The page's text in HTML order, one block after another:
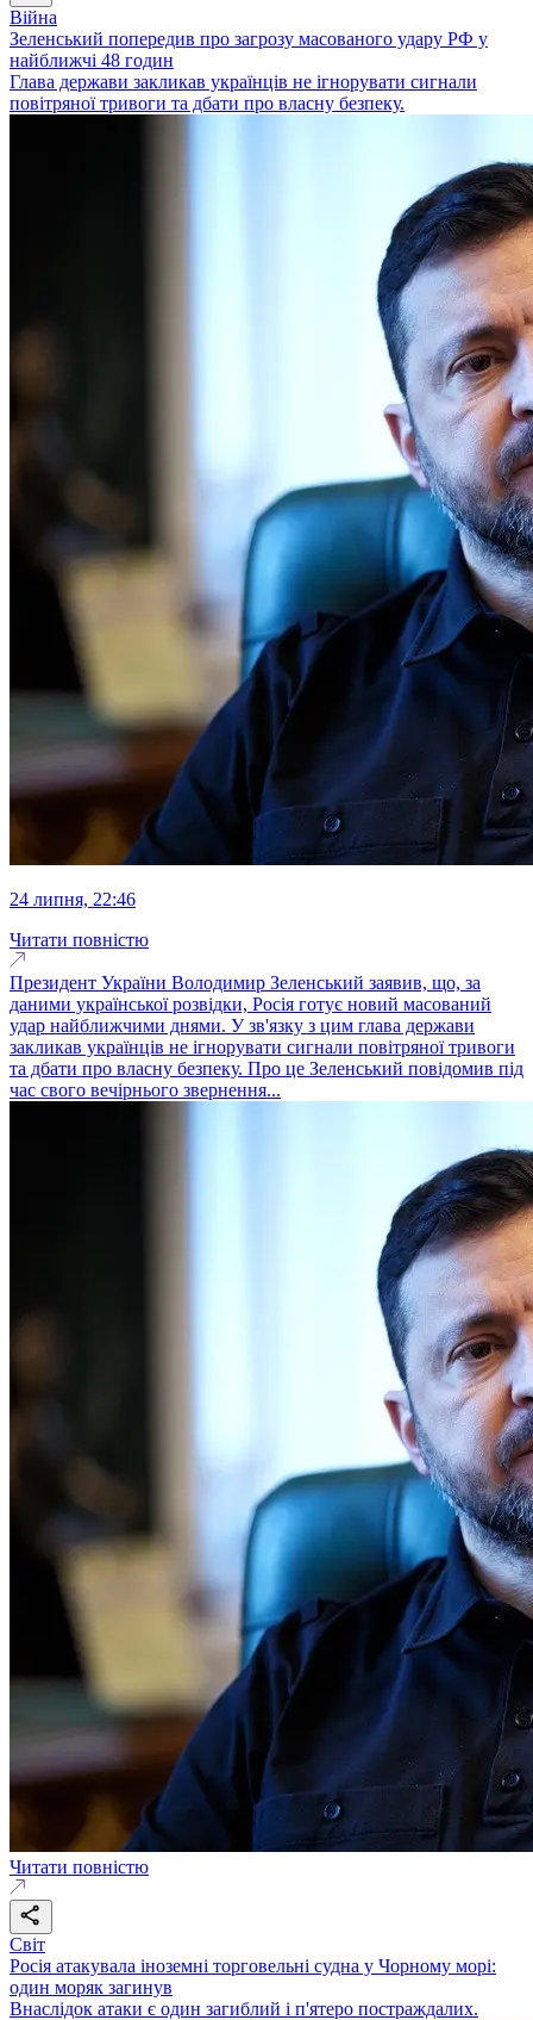
Війна
Зеленський попередив про загрозу масованого удару РФ у
найближчі 48 годин
Глава держави закликав українців не ігнорувати сигнали
повітряної тривоги та дбати про власну безпеку.
24 липня, 22:46
Читати повністю
Президент України Володимир Зеленський заявив, що, за
даними української розвідки, Росія готує новий масований
удар найближчими днями. У зв'язку з цим глава держави
закликав українців не ігнорувати сигнали повітряної тривоги
та дбати про власну безпеку. Про це Зеленський повідомив під
час свого вечірнього звернення...
Читати повністю
Світ
Росія атакувала іноземні торговельні судна у Чорному морі:
один моряк загинув
Внаслідок атаки є один загиблий і п'ятеро постраждалих.